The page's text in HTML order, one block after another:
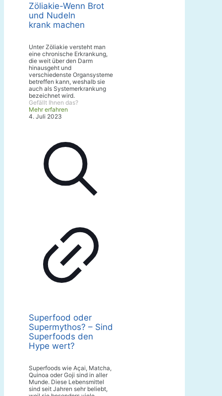
Zöliakie-Wenn Brot
und Nudeln
krank machen
Unter Zöliakie versteht man
eine chronische Erkrankung,
die weit über den Darm
hinausgeht und
verschiedenste Organsysteme
betreffen kann, weshalb sie
auch als Systemerkrankung
bezeichnet wird.
Gefällt Ihnen das?
Mehr erfahren
4. Juli 2023
Superfood oder
Supermythos? – Sind
Superfoods den
Hype wert?
Superfoods wie Açai, Matcha,
Quinoa oder Goji sind in aller
Munde. Diese Lebensmittel
sind seit Jahren sehr beliebt,